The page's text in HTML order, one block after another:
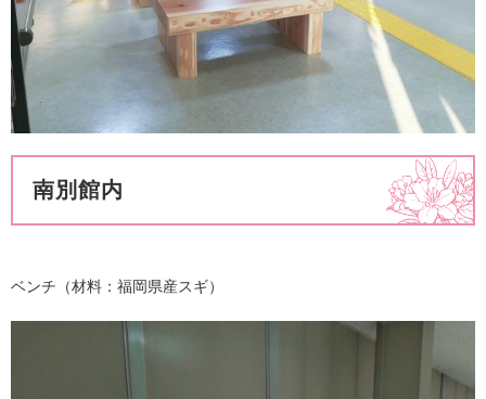
南別館内
ベンチ（材料：福岡県産スギ）